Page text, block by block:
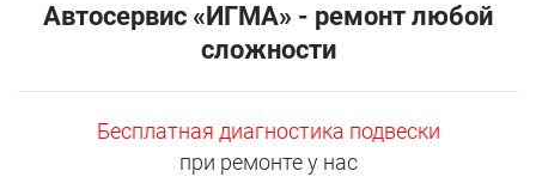
Автосервис «ИГМА» - ремонт любой
сложности
Бесплатная диагностика подвески
при ремонте у нас